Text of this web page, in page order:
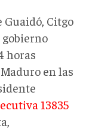
Citgo
horas
en las
13835